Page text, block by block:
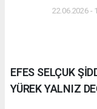
22.06.2026 -
EFES SELÇUK
YÜREK YALNIZ